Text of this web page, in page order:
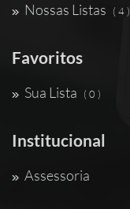
Nossas Listas ( 4 )
Favoritos
Sua Lista ( 0 )
Institucional
Assessoria